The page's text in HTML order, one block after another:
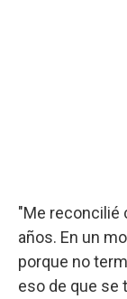
"Me reconcilié
años. En un
porque no
eso de que se